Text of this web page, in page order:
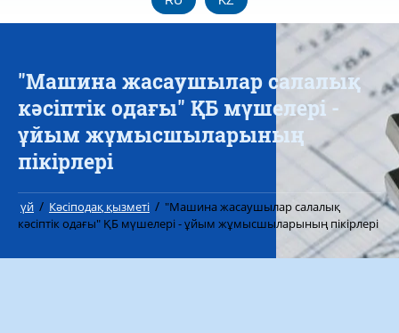
"Машина жасаушылар салалық
кәсіптік одағы" ҚБ мүшелері -
ұйым жұмысшыларының
пікірлері
үй / Кәсіподақ қызметі / "Машина жасаушылар салалық
кәсіптік одағы" ҚБ мүшелері - ұйым жұмысшыларының пікірлері